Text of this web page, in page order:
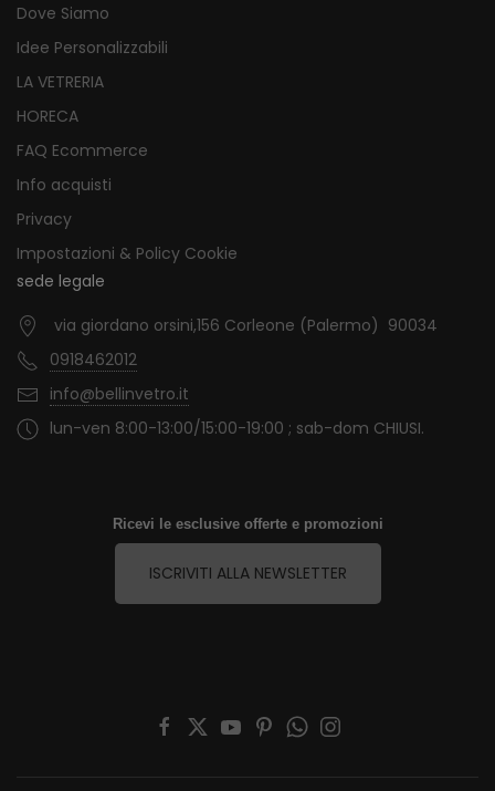
Dove Siamo
Idee Personalizzabili
LA VETRERIA
HORECA
FAQ Ecommerce
Info acquisti
Privacy
Impostazioni & Policy Cookie
sede legale
via giordano orsini,156 Corleone (Palermo) 90034
0918462012
info@bellinvetro.it
lun-ven 8:00-13:00/15:00-19:00 ; sab-dom CHIUSI.
Ricevi le esclusive offerte e promozioni
ISCRIVITI ALLA NEWSLETTER